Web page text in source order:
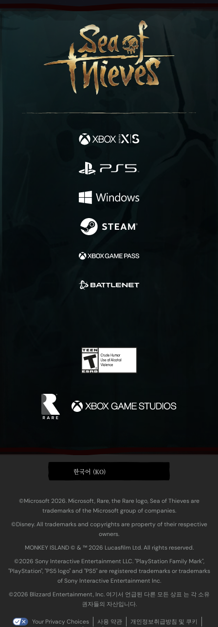
한국어 (KO)
©Microsoft 2026. Microsoft, Rare, the Rare logo, Sea of Thieves are
trademarks of the Microsoft group of companies.
©Disney. All trademarks and copyrights are property of their respective
owners.
MONKEY ISLAND © & ™ 20‍26 Lucasfilm Ltd. All rights reserved.
©2026 Sony Interactive Entertainment LLC. "PlayStation Family Mark",
"PlayStation", "PS5 logo" and "PS5" are registered trademarks or trademarks
of Sony Interactive Entertainment Inc.
©2026 Blizzard Entertainment, Inc. 여기서 언급된 다른 모든 상표 는 각 소유
권자들의 자산입니다.
Your Privacy Choices 사용 약관 개인정보취급방침 및 쿠키